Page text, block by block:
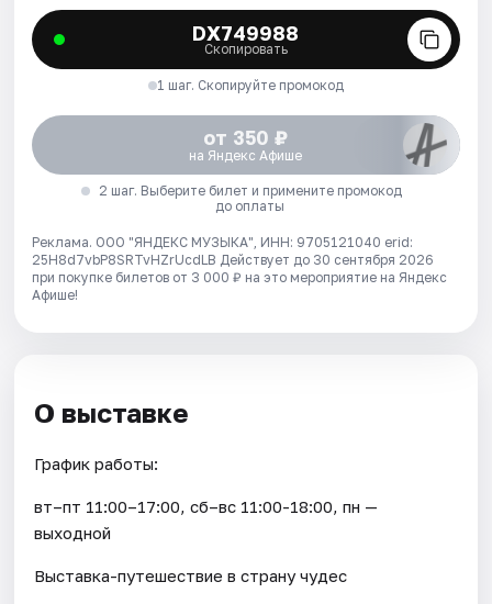
DX749988
Скопировать
1 шаг. Скопируйте промокод
от 350 ₽
на Яндекс Афише
2 шаг. Выберите билет и примените промокод
до оплаты
Реклама. ООО "ЯНДЕКС МУЗЫКА", ИНН: 9705121040 erid:
25H8d7vbP8SRTvHZrUcdLB Действует до 30 сентября 2026
при покупке билетов от 3 000 ₽ на это мероприятие на Яндекс
Афише!
О выставке
График работы:
вт–пт 11:00–17:00, сб–вс 11:00-18:00, пн —
выходной
Выставка-путешествие в страну чудес